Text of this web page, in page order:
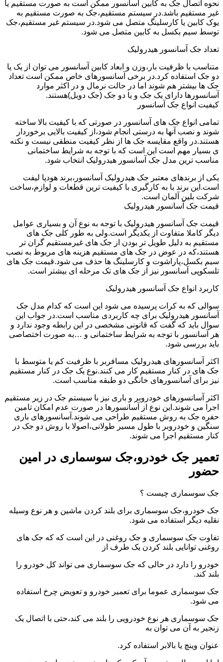
نحوه اتصال جک به کابین آسانسور ممکن است به صورت مستقیم یا
غیر مستقیم باشد.در سیستم مستقیم،جک به صورت مستقیم به
یوک کابین یا کارسلینگ متصل می شود.در سیستم غیر مستقیم،جک
توسط سیم بکسل به کابین متصل می شود.
تعداد جک آسانسور هیدرولیک
متناسب با ظرفیت بار،وزن و ابعاد کابین آسانسور می توان از یک یا
دو جک استفاده کرد.در برخی آسانسورهای خاص ممکن است تعداد
جک ها بیشتر هم شوند اما در حالت نرمال و در اکثر موارد
آسانسورها دارای یک جک و یا دو جک (جک دوبل)هستند.
کیفیت انواع جک آسانسور
تمامی انواع جک های آسانسور در صورتی که با کیفیت بالا ساخته
شوند و نصب آنها به درستی انجام شود،از کیفیت بالایی برخوردار
هستند.در واقع مقایسه جک ها از نظر کیفیت منطقی نیست و نکته
ی بسیار مهم است این است که با توجه به شرایط ساختمانی
مناسب ترین مدل جک آسانسور هیدرولیک انتخاب شود.
یکی از برندهای معتبر جک هیدرولیک آسانسور،برند هودپا لیفت
است.این برند با به کارگیری با کیفیت ترین قطعات و لوازم،ساخت
شرکت بلین آلمان است.
قیمت جک آسانسور هیدرولیک
قیمت جک آسانسور هیدرولیک با توجه به نوع آن و بسیاری عوامل
دیگر کاملا متفاوت از یکدیگر است.ولی به طور کلی جک های
مستقیم به دلیل طویل تر بودن از جک های غیرمستقیم گران تر
هستند،که در عوض در جک های مستقیم هزینه های مربوط به نصب
سیم بکسل،پاراشوت و کارسلینگ ها حذف می شود.قیمت جک های
تلسکوپی آسانسور نیز از جک های تک مرحله ای بیشتر است.
کاربرد انواع جک آسانسور هیدرولیک
سوالی که به کرات پرسیده می شود این است که کدام مدل جک
آسانسور هیدرولیک برای چه کاربردی مناسب است.در جواب این
سوال باید که گفت که قانونی مشخصی در این رابطه وجود ندارد و
هر آسانسور با توجه به شرایط ساختمانی و …به صورت اختصاصی
باید بررسی شود.
اکثر آسانسورهای هیدرولیک مسافربر با ظرفیت کم یا متوسط با
جک های در کنار مستقیم کار می کنند.نوع یک جک در کنار مستقیم
نیز برای آسانسورهای خانگی دو طبقه مناسب است.
اکثر آسانسورهای خودروبر و باری نیز با سیستم جک در زیر مستقیم
اجرا می شوند.این نوع از آسانسورها در صورت عدم امکان تامین
حفره جک به روش مستقیم طراحی می شوند.آسانسورهای باری
سنگین و خودروبر با طول مسیر طولانی،اصولا با روش دو جک در
کنار مستقیم اجرا می شوند.
تعمیر جک خودرو،جک سوسماری در امین
حضور
جک سوسماری چیست ؟
جک خودرو،جک سوسماری برای بلند کردن ماشین و هر نوع وسیله
نقلیه دیگر استفاده می شود.
تفاوت جک سوسماری و جک روغنی در این است که که جک های
روغنی توانایی بلند کردن یک طرف از
خودرو را دارد در حالی که جک سوسماری می تواند کل خودرو را
بلند کند.
جک سوسماری عموما برای تعمیر خودرو و تعویض چرخ استفاده
می شود.
جک سوسماری هر نوع خودرویی را بلند می کند،حتی با اتصال یک
زنجیر به آن می توان به
عنوان وینچ یا بالابر استفاده کرد.